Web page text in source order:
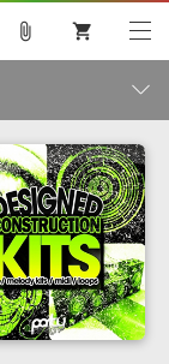
V4X
MEIKO V3
AUDIO
ンスフリーBGM
DUBSTEP
ROUTER.FM
attach_file shopping_cart